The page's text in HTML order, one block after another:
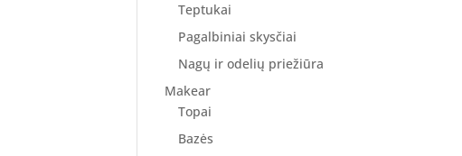
Teptukai
Pagalbiniai skysčiai
Nagų ir odelių priežiūra
Makear
Topai
Bazės